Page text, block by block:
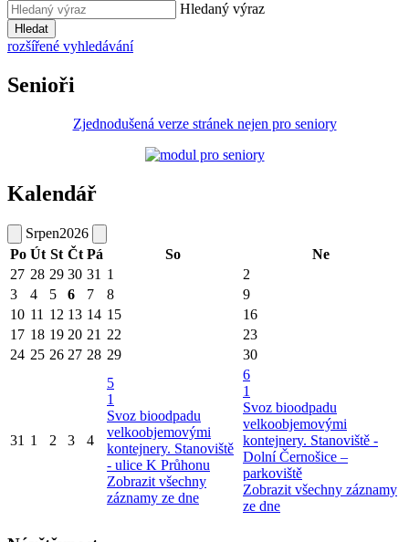
Hledaný výraz
Hledat
rozšířené vyhledávání
Senioři
Zjednodušená verze stránek nejen pro seniory
Kalendář
Srpen2026
Po Út St Čt Pá So
Ne
27 28 29 30 31 1
2
3
4 5 6 7 8
9
10 11 12 13 14 15
16
17 18 19 20 21 22
23
24 25 26 27 28 29 30
31 1 2 3 4
5
1
Svoz bioodpadu
velkoobjemovými
kontejnery. Stanoviště
- ulice K Průhonu
Zobrazit všechny
záznamy ze dne
6
1
Svoz bioodpadu
velkoobjemovými
kontejnery. Stanoviště -
Dolní Černošice –
parkoviště
Zobrazit všechny záznamy
ze dne